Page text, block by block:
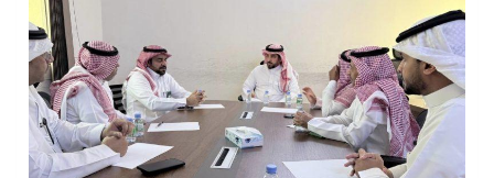
الرئيس عبد الفتاح السيسى يستقبل ملك البحرين
تشغيل قطاري 809 / 810 علي خط( شربين / قلين ) بكامل بجمهورية مصر العربيةجداولها خلال يومي 6 – 7 أغسطس الجاري
مركز الملك سلمان للإغاثة يضع حجر الأساس لمشروع بناء وإعادة تأهيل 13 مدرسة في محافظتي لحج والضالع